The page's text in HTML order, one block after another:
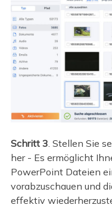
Schritt 3 . Stellen Sie
her - Es ermöglicht
PowerPoint Dateien
vorabzuschauen und
effektiv